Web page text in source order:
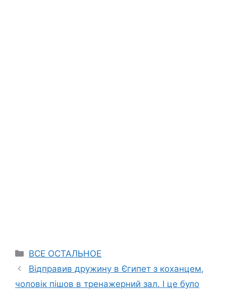
Categories
ВСЕ ОСТАЛЬНОЕ
Відправив дружину в Єгипет з коханцем,
чоловік пішов в тренажерний зал. І це було